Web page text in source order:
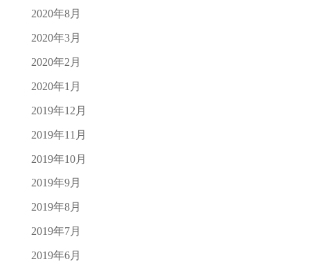
2020年8月
2020年3月
2020年2月
2020年1月
2019年12月
2019年11月
2019年10月
2019年9月
2019年8月
2019年7月
2019年6月